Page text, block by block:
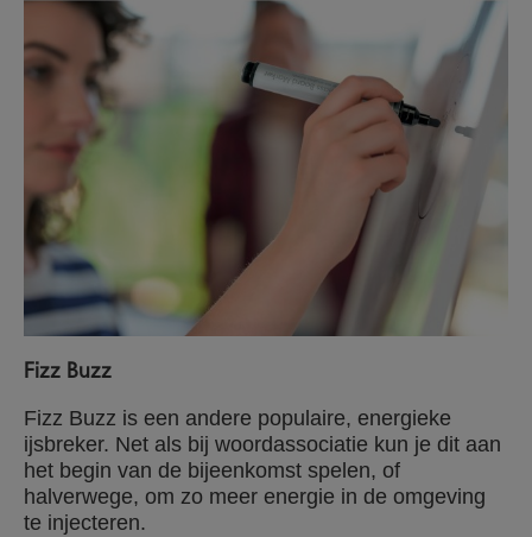
Fizz Buzz
Fizz Buzz is een andere populaire, energieke
ijsbreker. Net als bij woordassociatie kun je dit aan
het begin van de bijeenkomst spelen, of
halverwege, om zo meer energie in de omgeving
te injecteren.